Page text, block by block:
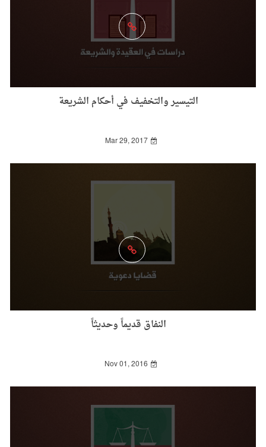
التيسير والتخفيف في أحكام الشريعة
Mar 29, 2017
النفاق قديماً وحديثاً
Nov 01, 2016